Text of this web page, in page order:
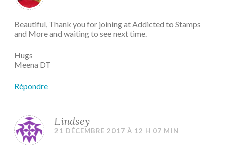
Beautiful, Thank you for joining at Addicted to Stamps
and More and waiting to see next time.
Hugs
Meena DT
Répondre
Lindsey
21 DÉCEMBRE 2017 À 12 H 07 MIN